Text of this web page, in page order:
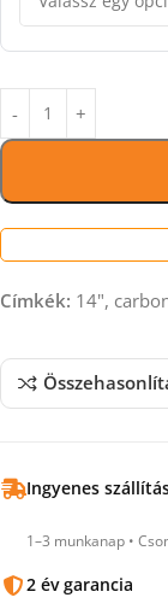
Címkék: 14",
Ingyenes
1–3 munkanap •
2 év garancia